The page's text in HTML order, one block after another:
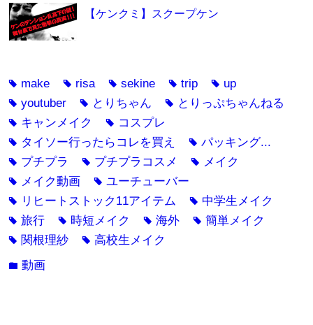
【ケンクミ】スクープケン
tag make tag risa tagsekine tagtrip tag up
tagyoutuber tag とりちゃん tag とりっぷちゃんねる
tag キャンメイク tag コスプレ
tag タイソー行ったらコレを買え tagパッキング...
tag プチプラ tag プチプラコスメ tag メイク
tag メイク動画 tagユーチューバー
tag リヒートストック11アイテム tag 中学生メイク
tag旅行 tag 時短メイク tag海外 tag簡単メイク
tag 関根理紗 tag 高校生メイク
folder動画